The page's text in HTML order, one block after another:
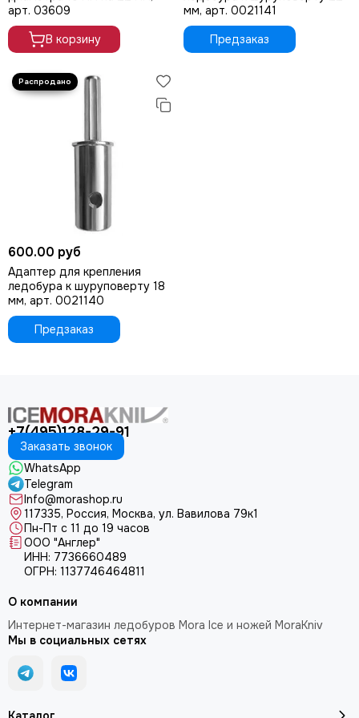
арт. 03609
В корзину
мм, арт. 0021141
Предзаказ
600.00 руб
Адаптер для крепления
ледобура к шуруповерту 18
мм, арт. 0021140
Предзаказ
+7(495)128-29-91
Заказать звонок
WhatsApp
Telegram
Info@morashop.ru
117335, Россия, Москва, ул. Вавилова 79к1
Пн-Пт с 11 до 19 часов
ООО "Англер"
ИНН: 7736660489
ОГРН: 1137746464811
О компании
Интернет-магазин ледобуров Mora Ice и ножей MoraKniv
Мы в социальных сетях